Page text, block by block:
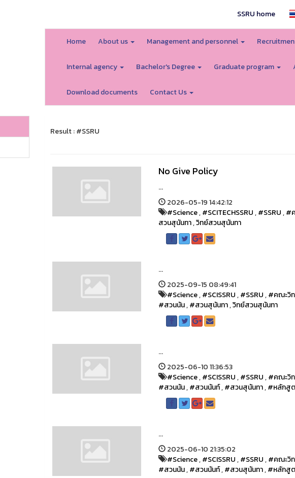
SSRU home
Home About us Management and personnel
Internal agency Bachelor's Degree Graduate program
Download documents Contact Us
Result : #SSRU
No Give Policy
...
2026-05-19 14:42:12
#Science,#SCITECHSSRU,#SSRU,#
สวนสุนันทา,วิทย์สวนสุนันทา
...
2025-09-15 08:49:41
#Science,#SCISSRU,#SSRU,#คณะวิท
#สวนนัน,#สวนสุนันทา,วิทย์สวนสุนันทา
...
2025-06-10 11:36:53
#Science,#SCISSRU,#SSRU,#คณะวิท
#สวนนัน,#สวนนันท์,#สวนสุนันทา,#หลักสู
...
2025-06-10 21:35:02
#Science,#SCISSRU,#SSRU,#คณะวิท
#สวนนัน,#สวนนันท์,#สวนสุนันทา,#หลักสู